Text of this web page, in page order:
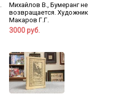
Михайлов В., Бумеранг не
возвращается. Художник
Макаров Г.Г.
3000 руб.